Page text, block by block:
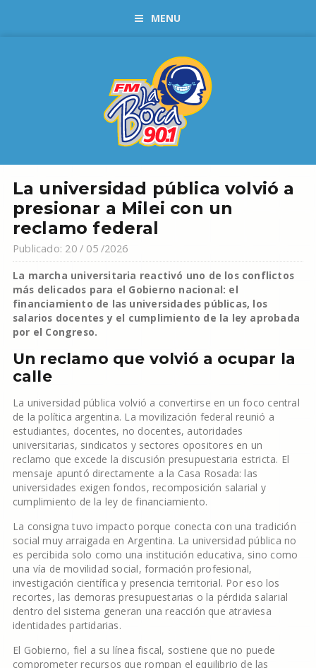
MENU
La universidad pública volvió a
presionar a Milei con un
reclamo federal
Publicado: 20 / 05 /2026
La marcha universitaria reactivó uno de los conflictos
más delicados para el Gobierno nacional: el
financiamiento de las universidades públicas, los
salarios docentes y el cumplimiento de la ley aprobada
por el Congreso.
Un reclamo que volvió a ocupar la
calle
La universidad pública volvió a convertirse en un foco central
de la política argentina. La movilización federal reunió a
estudiantes, docentes, no docentes, autoridades
universitarias, sindicatos y sectores opositores en un
reclamo que excede la discusión presupuestaria estricta. El
mensaje apuntó directamente a la Casa Rosada: las
universidades exigen fondos, recomposición salarial y
cumplimiento de la ley de financiamiento.
La consigna tuvo impacto porque conecta con una tradición
social muy arraigada en Argentina. La universidad pública no
es percibida solo como una institución educativa, sino como
una vía de movilidad social, formación profesional,
investigación científica y presencia territorial. Por eso los
recortes, las demoras presupuestarias o la pérdida salarial
dentro del sistema generan una reacción que atraviesa
identidades partidarias.
El Gobierno, fiel a su línea fiscal, sostiene que no puede
comprometer recursos que rompan el equilibrio de las